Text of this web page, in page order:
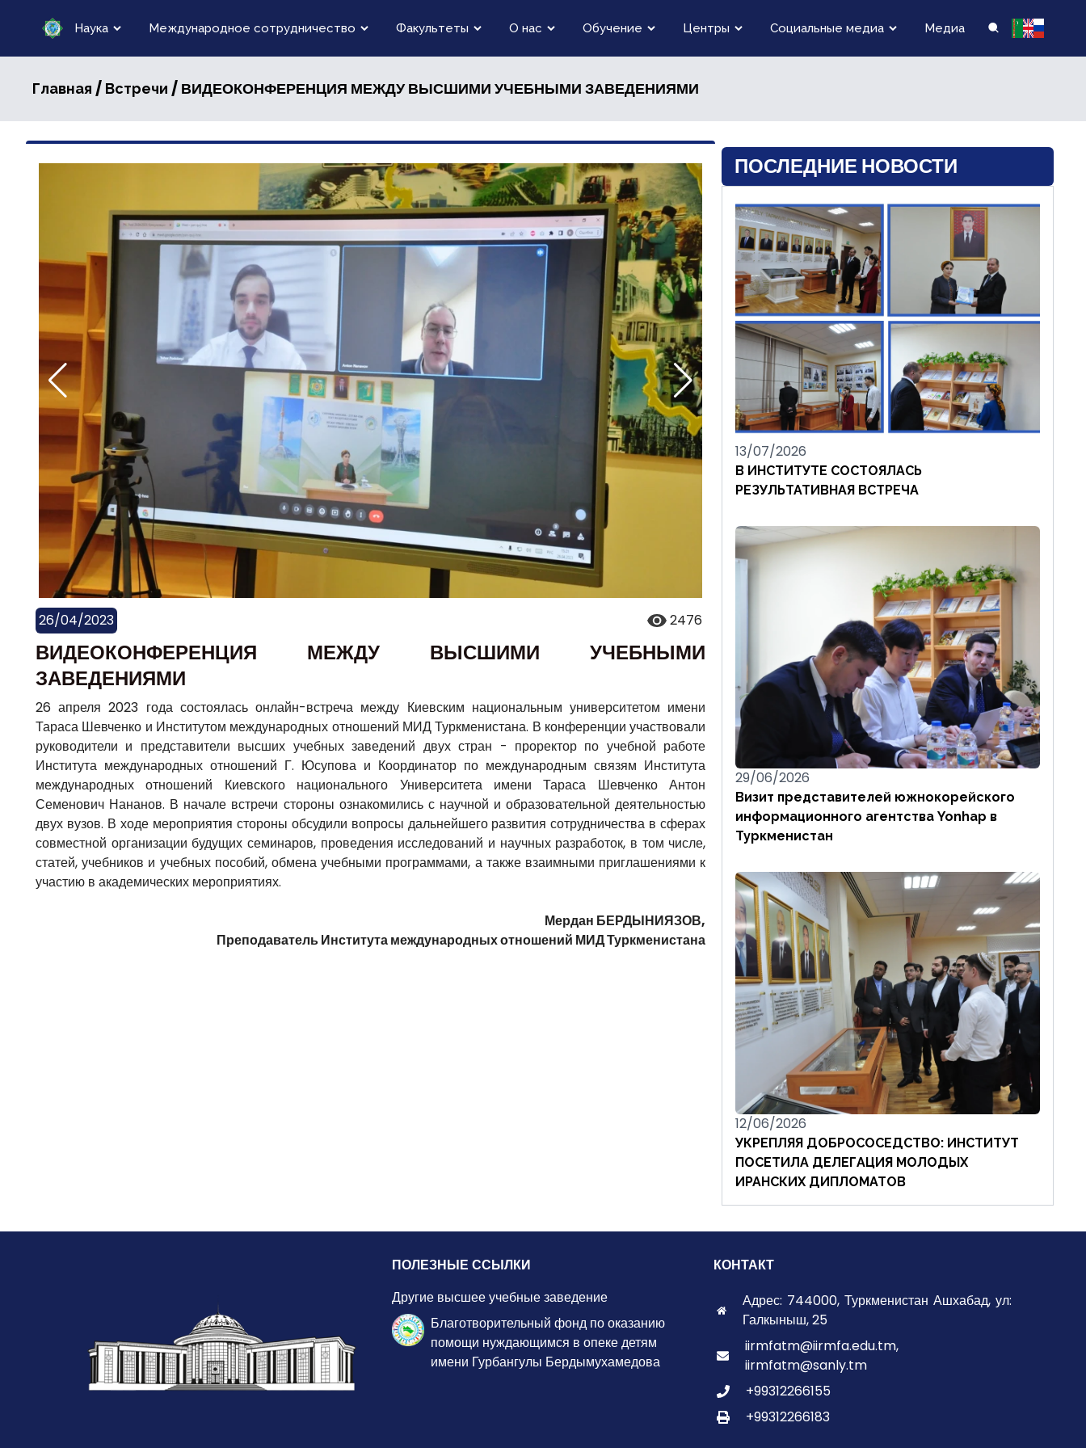
Наука Международное сотрудничество Факультеты О нас Обучение Центры Социальные медиа Медиа
Главная / Встречи / ВИДЕОКОНФЕРЕНЦИЯ МЕЖДУ ВЫСШИМИ УЧЕБНЫМИ ЗАВЕДЕНИЯМИ
26/04/2023 2476
ВИДЕОКОНФЕРЕНЦИЯ МЕЖДУ ВЫСШИМИ УЧЕБНЫМИ
ЗАВЕДЕНИЯМИ
26 апреля 2023 года состоялась онлайн-встреча между Киевским национальным университетом имени
Тараса Шевченко и Институтом международных отношений МИД Туркменистана. В конференции участвовали
руководители и представители высших учебных заведений двух стран - проректор по учебной работе
Института международных отношений Г. Юсупова и Координатор по международным связям Института
международных отношений Киевского национального Университета имени Тараса Шевченко Антон
Семенович Нананов. В начале встречи стороны ознакомились с научной и образовательной деятельностью
двух вузов. В ходе мероприятия стороны обсудили вопросы дальнейшего развития сотрудничества в сферах
совместной организации будущих семинаров, проведения исследований и научных разработок, в том числе,
статей, учебников и учебных пособий, обмена учебными программами, а также взаимными приглашениями к
участию в академических мероприятиях.
Мердан БЕРДЫНИЯЗОВ,
Преподаватель Института международных отношений МИД Туркменистана
ПОСЛЕДНИЕ НОВОСТИ
13/07/2026
В ИНСТИТУТЕ СОСТОЯЛАСЬ
РЕЗУЛЬТАТИВНАЯ ВСТРЕЧА
29/06/2026
Визит представителей южнокорейского
информационного агентства Yonhap в
Туркменистан
12/06/2026
УКРЕПЛЯЯ ДОБРОСОСЕДСТВО: ИНСТИТУТ
ПОСЕТИЛА ДЕЛЕГАЦИЯ МОЛОДЫХ
ИРАНСКИХ ДИПЛОМАТОВ
ПОЛЕЗНЫЕ ССЫЛКИ
Другие высшее учебные заведение
Благотворительный фонд по оказанию
помощи нуждающимся в опеке детям
имени Гурбангулы Бердымухамедова
КОНТАКТ
Адрес: 744000, Туркменистан Ашхабад, ул:
Галкыныш, 25
iirmfatm@iirmfa.edu.tm,
iirmfatm@sanly.tm
+99312266155
+99312266183